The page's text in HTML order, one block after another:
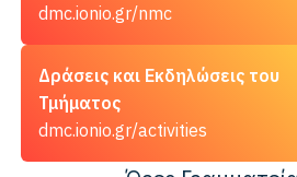
dmc.ionio.gr/nmc
Δράσεις και Εκδηλώσεις του
Τμήματος
dmc.ionio.gr/activities